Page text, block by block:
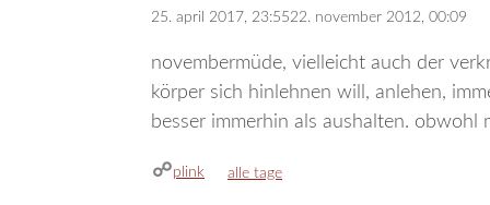
25. april 2017, 23:5522. november 2012, 00:09
novembermüde, vielleicht auch der
körper sich hinlehnen will, anlehen,
besser immerhin als aushalten. obwohl
plink kategorien
alle tage